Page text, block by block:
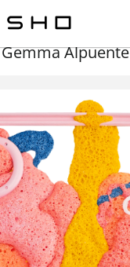
Gemma Alpuente